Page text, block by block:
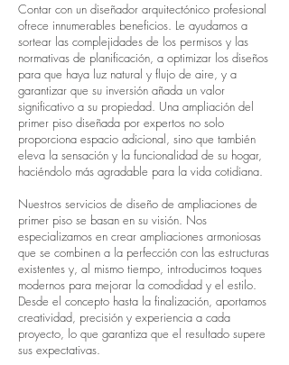
Contar con un diseñador arquitectónico profesional
ofrece innumerables beneficios. Le ayudamos a
sortear las complejidades de los permisos y las
normativas de planificación, a optimizar los diseños
para que haya luz natural y flujo de aire, y a
garantizar que su inversión añada un valor
significativo a su propiedad. Una ampliación del
primer piso diseñada por expertos no solo
proporciona espacio adicional, sino que también
eleva la sensación y la funcionalidad de su hogar,
haciéndolo más agradable para la vida cotidiana.
Nuestros servicios de diseño de ampliaciones de
primer piso se basan en su visión. Nos
especializamos en crear ampliaciones armoniosas
que se combinen a la perfección con las estructuras
existentes y, al mismo tiempo, introducimos toques
modernos para mejorar la comodidad y el estilo.
Desde el concepto hasta la finalización, aportamos
creatividad, precisión y experiencia a cada
proyecto, lo que garantiza que el resultado supere
sus expectativas.